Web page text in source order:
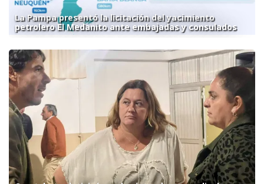
La Pampa presentó la licitación del yacimiento
petrolero El Medanito ante embajadas y consulados